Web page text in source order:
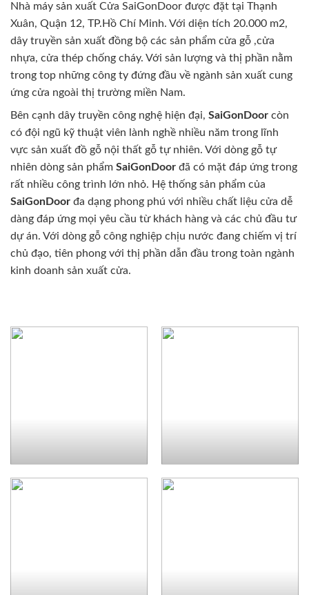
Nhà máy sản xuất Cửa SaiGonDoor được đặt tại Thạnh
Xuân, Quận 12, TP.Hồ Chí Minh. Với diện tích 20.000 m2,
dây truyền sản xuất đồng bộ các sản phẩm cửa gỗ ,cửa
nhựa, cửa thép chống cháy. Với sản lượng và thị phần nằm
trong top những công ty đứng đầu về ngành sản xuất cung
ứng cửa ngoài thị trường miền Nam.
Bên cạnh dây truyền công nghệ hiện đại, SaiGonDoor còn
có đội ngũ kỹ thuật viên lành nghề nhiều năm trong lĩnh
vực sản xuất đồ gỗ nội thất gỗ tự nhiên. Với dòng gỗ tự
nhiên dòng sản phẩm SaiGonDoor đã có mặt đáp ứng trong
rất nhiều công trình lớn nhỏ. Hệ thống sản phẩm của
SaiGonDoor đa dạng phong phú với nhiều chất liệu cửa dễ
dàng đáp ứng mọi yêu cầu từ khách hàng và các chủ đầu tư
dự án. Với dòng gỗ công nghiệp chịu nước đang chiếm vị trí
chủ đạo, tiên phong với thị phần dẫn đầu trong toàn ngành
kinh doanh sản xuất cửa.